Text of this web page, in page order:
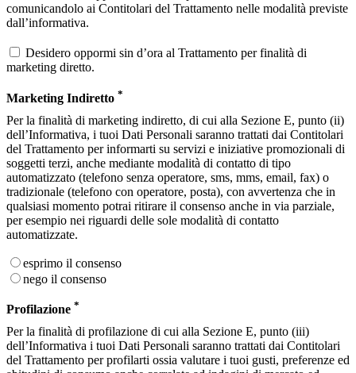
comunicandolo ai Contitolari del Trattamento nelle modalità previste
dall’informativa.
Desidero oppormi sin d’ora al Trattamento per finalità di
marketing diretto.
Marketing Indiretto *
Per la finalità di marketing indiretto, di cui alla Sezione E, punto (ii)
dell’Informativa, i tuoi Dati Personali saranno trattati dai Contitolari
del Trattamento per informarti su servizi e iniziative promozionali di
soggetti terzi, anche mediante modalità di contatto di tipo
automatizzato (telefono senza operatore, sms, mms, email, fax) o
tradizionale (telefono con operatore, posta), con avvertenza che in
qualsiasi momento potrai ritirare il consenso anche in via parziale,
per esempio nei riguardi delle sole modalità di contatto
automatizzate.
esprimo il consenso
nego il consenso
Profilazione *
Per la finalità di profilazione di cui alla Sezione E, punto (iii)
dell’Informativa i tuoi Dati Personali saranno trattati dai Contitolari
del Trattamento per profilarti ossia valutare i tuoi gusti, preferenze ed